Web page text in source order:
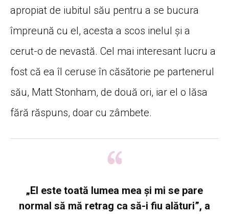
apropiat de iubitul său pentru a se bucura
împreună cu el, acesta a scos inelul și a
cerut-o de nevastă. Cel mai interesant lucru a
fost că ea îl ceruse în căsătorie pe partenerul
său, Matt Stonham, de două ori, iar el o lăsa
fără răspuns, doar cu zâmbete.
„El este toată lumea mea și mi se pare
normal să mă retrag ca să-i fiu alături”, a